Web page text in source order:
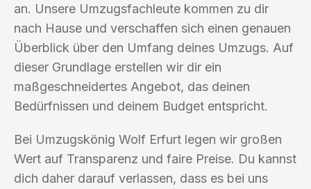
an. Unsere Umzugsfachleute kommen zu dir
nach Hause und verschaffen sich einen genauen
Überblick über den Umfang deines Umzugs. Auf
dieser Grundlage erstellen wir dir ein
maßgeschneidertes Angebot, das deinen
Bedürfnissen und deinem Budget entspricht.
Bei Umzugskönig Wolf Erfurt legen wir großen
Wert auf Transparenz und faire Preise. Du kannst
dich daher darauf verlassen, dass es bei uns